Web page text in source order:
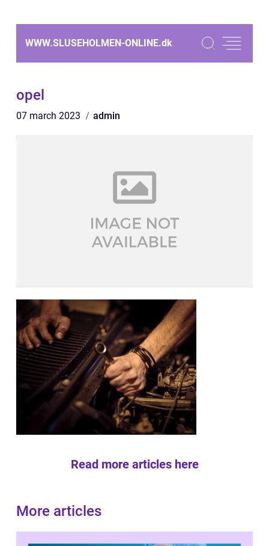
WWW.SLUSEHOLMEN-ONLINE.dk
opel
07 march 2023 admin
Read more articles here
More articles